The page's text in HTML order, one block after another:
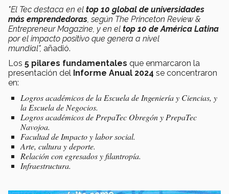
"El Tec destaca en el top 10 global de universidades
más emprendedoras , según The Princeton Review &
Entrepreneur Magazine, y en el top 10 de América Latina
por el impacto positivo que genera a nivel
mundial", añadió.
Los 5 pilares fundamentales que enmarcaron la
presentación del Informe Anual 2024 se concentraron
en:
Logros académicos de la Escuela de Ingeniería y Ciencias, y
la Escuela de Negocios.
Logros académicos de PrepaTec Obregón y PrepaTec
Navojoa.
Facultad de Impacto y labor social.
Arte, cultura y deporte.
Relación con egresados y filantropía.
Infraestructura.